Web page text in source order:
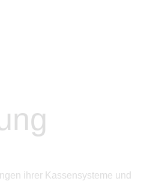
ihrer Kassensysteme und